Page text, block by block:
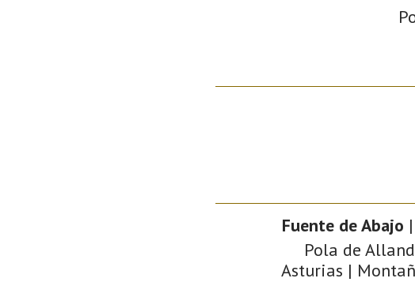
Fuente de Abajo
Pola de
Asturias |